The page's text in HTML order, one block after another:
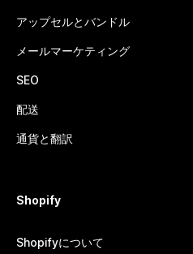
アップセルとバンドル
メールマーケティング
SEO
配送
通貨と翻訳
Shopify
Shopifyについて